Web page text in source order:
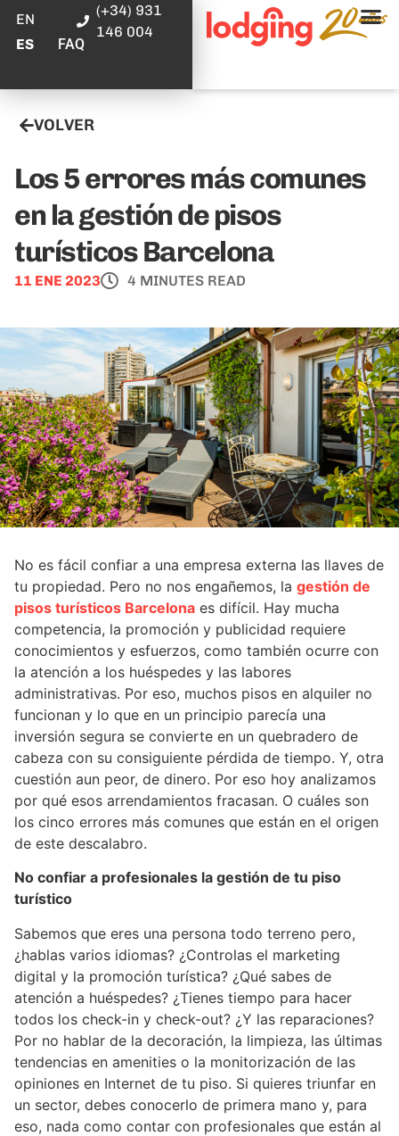
EN
ES
FAQ
(+34) 931
146 004
VOLVER
Los 5 errores más comunes
en la gestión de pisos
turísticos Barcelona
11 ENE 2023 4 MINUTES READ
No es fácil confiar a una empresa externa las llaves de
tu propiedad. Pero no nos engañemos, la gestión de
pisos turísticos Barcelona es difícil. Hay mucha
competencia, la promoción y publicidad requiere
conocimientos y esfuerzos, como también ocurre con
la atención a los huéspedes y las labores
administrativas. Por eso, muchos pisos en alquiler no
funcionan y lo que en un principio parecía una
inversión segura se convierte en un quebradero de
cabeza con su consiguiente pérdida de tiempo. Y, otra
cuestión aun peor, de dinero. Por eso hoy analizamos
por qué esos arrendamientos fracasan. O cuáles son
los cinco errores más comunes que están en el origen
de este descalabro.
No confiar a profesionales la gestión de tu piso
turístico
Sabemos que eres una persona todo terreno pero,
¿hablas varios idiomas? ¿Controlas el marketing
digital y la promoción turística? ¿Qué sabes de
atención a huéspedes? ¿Tienes tiempo para hacer
todos los check-in y check-out? ¿Y las reparaciones?
Por no hablar de la decoración, la limpieza, las últimas
tendencias en amenities o la monitorización de las
opiniones en Internet de tu piso. Si quieres triunfar en
un sector, debes conocerlo de primera mano y, para
eso, nada como contar con profesionales que están al